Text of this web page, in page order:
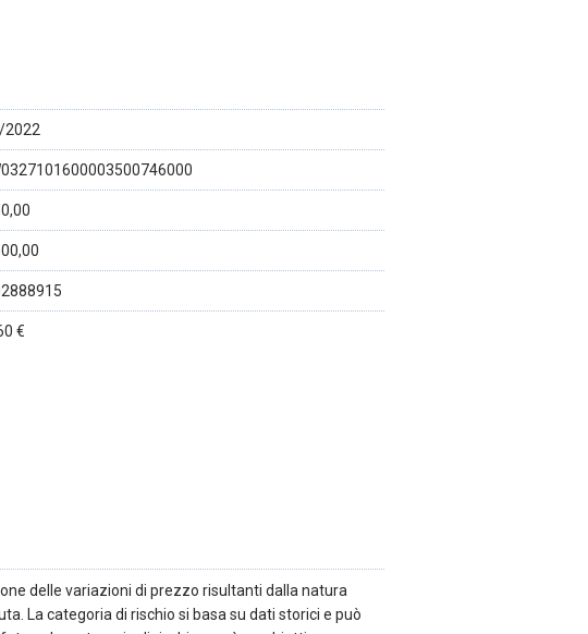
€
delle variazioni di prezzo risultanti dalla natura
La categoria di rischio si basa su dati storici e può